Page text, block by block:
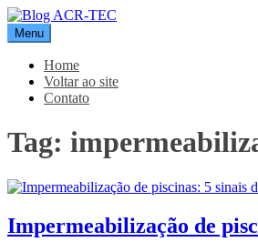
Pular
para
o
conteúdo
Blog ACR-TEC
Menu
Home
Voltar ao site
Contato
Tag:
Impermeabilização de